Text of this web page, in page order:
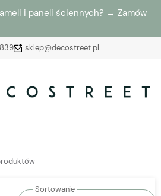
i paneli ściennych? → Zamów
sklep@decostreet.pl